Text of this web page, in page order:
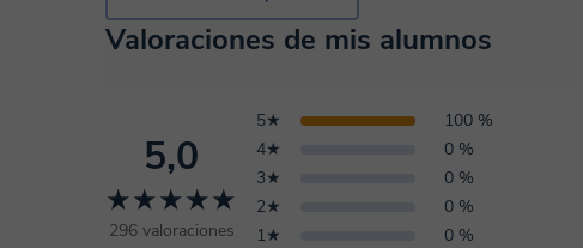
Valoraciones de mis alumnos
5,0
★★★★★
296 valoraciones
5★
100 %
4★
0 %
3★
0 %
2★
0 %
1★
0 %